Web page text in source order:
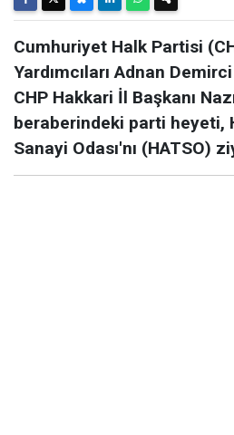
Cumhuriyet Halk Partisi
Yardımcıları Adnan
CHP Hakkari İl Başkanı
beraberindeki parti heyeti,
Sanayi Odası'nı (HATSO)